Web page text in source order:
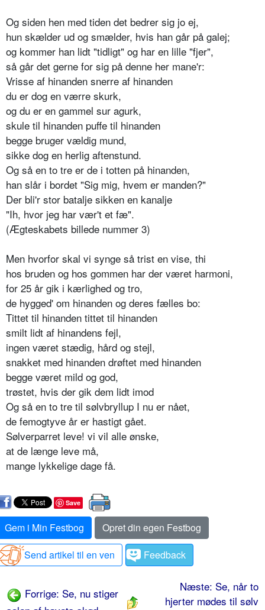
Og siden hen med tiden det bedrer sig jo ej,
hun skælder ud og smælder, hvis han går på galej;
og kommer han lidt "tidligt" og har en lille "fjer",
så går det gerne for sig på denne her mane'r:
Vrisse af hinanden snerre af hinanden
du er dog en værre skurk,
og du er en gammel sur agurk,
skule til hinanden puffe til hinanden
begge bruger vældig mund,
sikke dog en herlig aftenstund.
Og så en to tre er de i totten på hinanden,
han slår i bordet "Sig mig, hvem er manden?"
Der bli'r stor batalje sikken en kanalje
"Ih, hvor jeg har vær't et fæ".
(Ægteskabets billede nummer 3)
Men hvorfor skal vi synge så trist en vise, thi
hos bruden og hos gommen har der været harmoni,
for 25 år gik i kærlighed og tro,
de hygged' om hinanden og deres fælles bo:
Tittet til hinanden tittet til hinanden
smilt lidt af hinandens fejl,
ingen været stædig, hård og stejl,
snakket med hinanden drøftet med hinanden
begge været mild og god,
trøstet, hvis der gik dem lidt imod
Og så en to tre til sølvbryllup I nu er nået,
de femogtyve år er hastigt gået.
Sølverparret leve! vi vil alle ønske,
at de længe leve må,
mange lykkelige dage få.
Save
Gem i Min Festbog
Opret din egen Festbog
Send artikel til en ven
Feedback
Forrige: Se, nu stiger
Næste: Se, når to
hjerter mødes til sølv